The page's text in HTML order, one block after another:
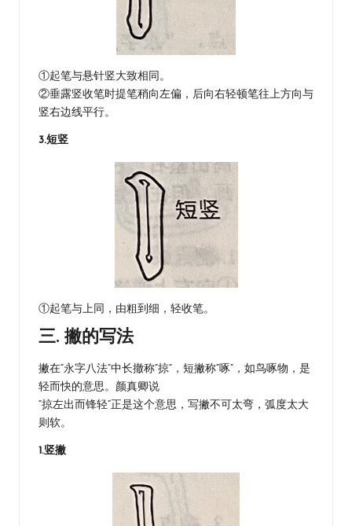
①起笔与悬针竖大致相同。
②垂露竖收笔时提笔稍向左偏，后向右轻顿笔往上方向与
竖右边线平行。
3.短竖
①起笔与上同，由粗到细，轻收笔。
三. 撇的写法
撇在“永字八法”中长撤称“掠”，短撇称“啄”，如鸟啄物，是
轻而快的意思。颜真卿说
“掠左出而锋轻”正是这个意思，写撇不可太弯，弧度太大
则软。
1.竖撇